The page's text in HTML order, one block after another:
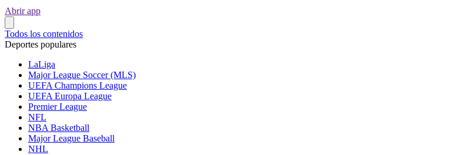
Abrir app
Todos los contenidos
Deportes populares
LaLiga
Major League Soccer (MLS)
UEFA Champions League
UEFA Europa League
Premier League
NFL
NBA Basketball
Major League Baseball
NHL